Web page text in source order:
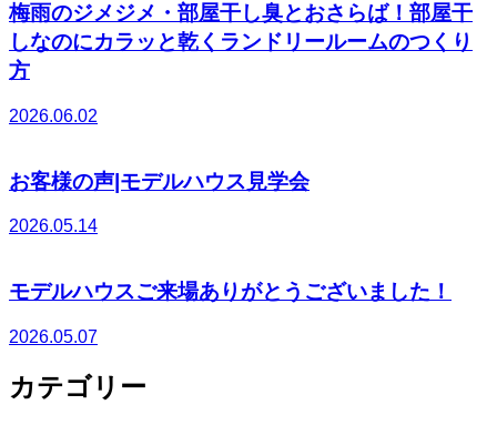
梅雨のジメジメ・部屋干し臭とおさらば！部屋干
しなのにカラッと乾くランドリールームのつくり
方
2026.06.02
お客様の声|モデルハウス見学会
2026.05.14
モデルハウスご来場ありがとうございました！
2026.05.07
カテゴリー